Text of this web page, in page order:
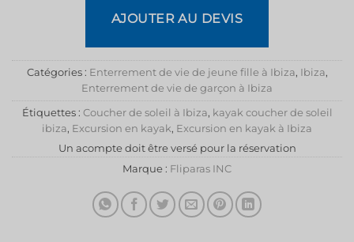
AJOUTER AU DEVIS
Catégories : Enterrement de vie de jeune fille à Ibiza, Ibiza,
Enterrement de vie de garçon à Ibiza
Étiquettes : Coucher de soleil à Ibiza, kayak coucher de soleil
ibiza, Excursion en kayak, Excursion en kayak à Ibiza
Un acompte doit être versé pour la réservation
Marque : Fliparas INC